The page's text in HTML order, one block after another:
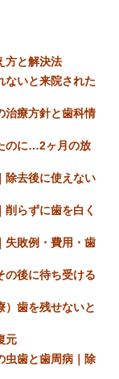
方と解決法
ないと来院された
療方針と歯科情
のに…2ヶ月の放
除去後に使えない
らずに歯を白く
失敗例・費用・歯
の後に待ち受ける
）歯を残せないと
元
虫歯と歯周病｜除